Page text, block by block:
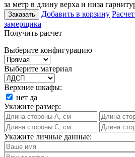
за метр в длину верха и низа
Заказать Добавить в корзину
замерщика
Получить расчет
Выберите конфигурацию
Выберите материал
Верхние шкафы:
нет да
Укажите размер:
Укажите личные данные: